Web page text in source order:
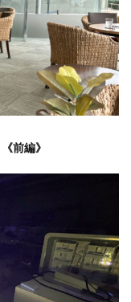
前編》